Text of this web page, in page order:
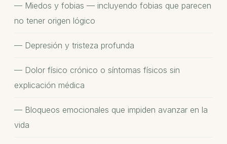
Miedos y fobias — incluyendo fobias que parecen
no tener origen lógico
Depresión y tristeza profunda
Dolor físico crónico o síntomas físicos sin
explicación médica
Bloqueos emocionales que impiden avanzar en la
vida